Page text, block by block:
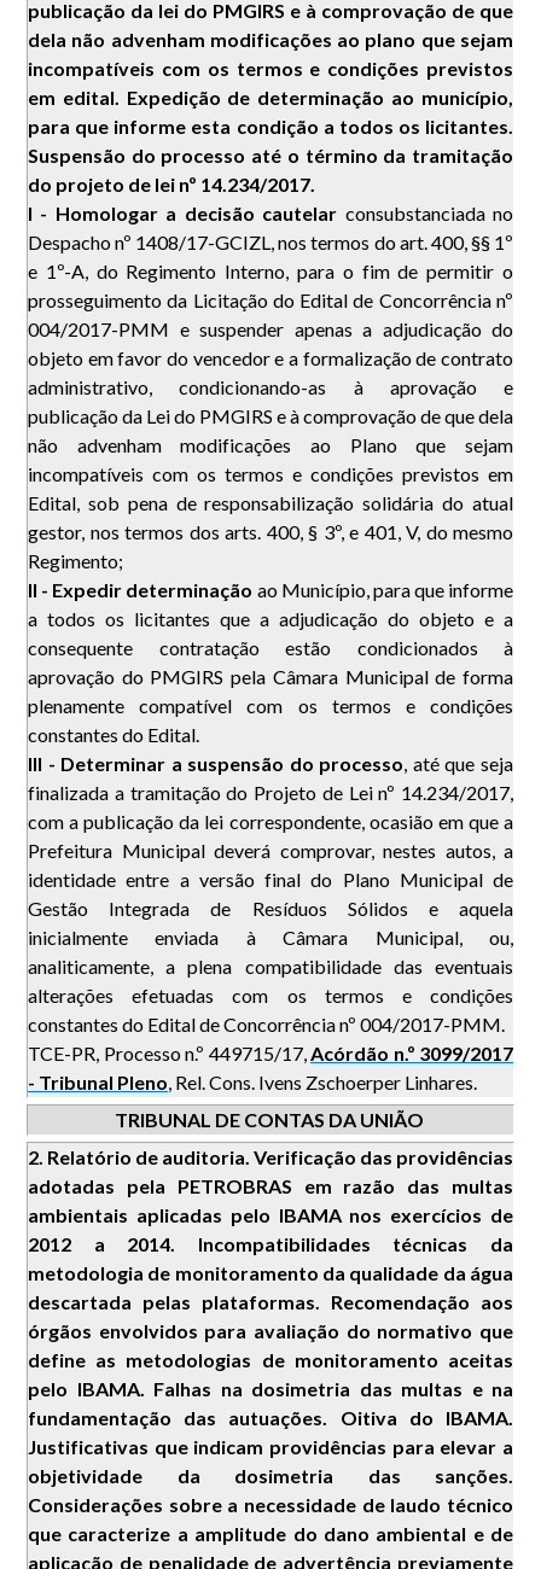
publicação da lei do PMGIRS e à comprovação de que
dela não advenham modificações ao plano que sejam
incompatíveis com os termos e condições previstos
em edital. Expedição de determinação ao município,
para que informe esta condição a todos os licitantes.
Suspensão do processo até o término da tramitação
do projeto de lei nº 14.234/2017.
I - Homologar a decisão cautelar consubstanciada no
Despacho nº 1408/17-GCIZL, nos termos do art. 400, §§ 1º
e 1º-A, do Regimento Interno, para o fim de permitir o
prosseguimento da Licitação do Edital de Concorrência nº
004/2017-PMM e suspender apenas a adjudicação do
objeto em favor do vencedor e a formalização de contrato
administrativo, condicionando-as à aprovação e
publicação da Lei do PMGIRS e à comprovação de que dela
não advenham modificações ao Plano que sejam
incompatíveis com os termos e condições previstos em
Edital, sob pena de responsabilização solidária do atual
gestor, nos termos dos arts. 400, § 3º, e 401, V, do mesmo
Regimento;
II - Expedir determinação ao Município, para que informe
a todos os licitantes que a adjudicação do objeto e a
consequente contratação estão condicionados à
aprovação do PMGIRS pela Câmara Municipal de forma
plenamente compatível com os termos e condições
constantes do Edital.
III - Determinar a suspensão do processo, até que seja
finalizada a tramitação do Projeto de Lei nº 14.234/2017,
com a publicação da lei correspondente, ocasião em que a
Prefeitura Municipal deverá comprovar, nestes autos, a
identidade entre a versão final do Plano Municipal de
Gestão Integrada de Resíduos Sólidos e aquela
inicialmente enviada à Câmara Municipal, ou,
analiticamente, a plena compatibilidade das eventuais
alterações efetuadas com os termos e condições
constantes do Edital de Concorrência nº 004/2017-PMM.
TCE-PR, Processo n.º 449715/17,Acórdão n.º 3099/2017
- Tribunal Pleno, Rel. Cons. Ivens Zschoerper Linhares.
TRIBUNAL DE CONTAS DA UNIÃO
2. Relatório de auditoria. Verificação das providências
adotadas pela PETROBRAS em razão das multas
ambientais aplicadas pelo IBAMA nos exercícios de
2012 a 2014. Incompatibilidades técnicas da
metodologia de monitoramento da qualidade da água
descartada pelas plataformas. Recomendação aos
órgãos envolvidos para avaliação do normativo que
define as metodologias de monitoramento aceitas
pelo IBAMA. Falhas na dosimetria das multas e na
fundamentação das autuações. Oitiva do IBAMA.
Justificativas que indicam providências para elevar a
objetividade da dosimetria das sanções.
Considerações sobre a necessidade de laudo técnico
que caracterize a amplitude do dano ambiental e de
aplicação de penalidade de advertência previamente